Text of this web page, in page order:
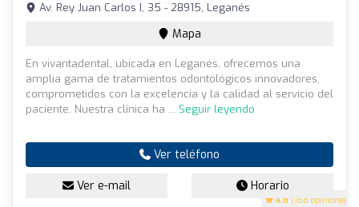
4.8 (168 opiniones)
Av. Rey Juan Carlos I, 35 - 28915, Leganés
Mapa
En vivantadental, ubicada en Leganés, ofrecemos una
amplia gama de tratamientos odontológicos innovadores,
comprometidos con la excelencia y la calidad al servicio del
paciente. Nuestra clínica ha ... Seguir leyendo
Ver teléfono
Ver e-mail Horario